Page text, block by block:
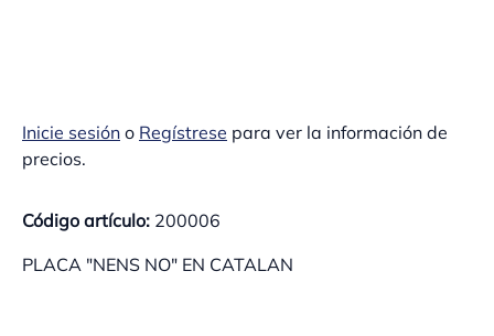
Inicie sesión o Regístrese para ver la información de
precios.
Código artículo: 200006
PLACA "NENS NO" EN CATALAN